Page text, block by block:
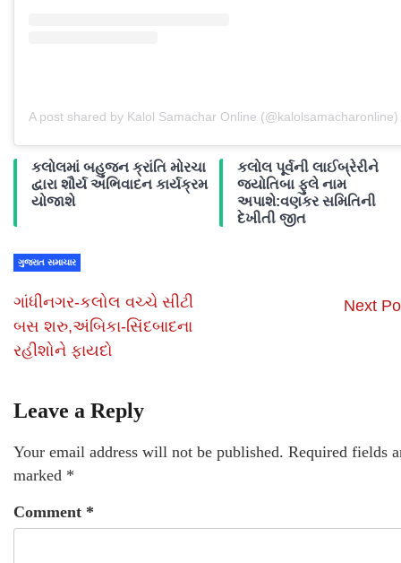
A post shared by Kalol Samachar Online (@kalolsamacharonline)
કલોલમાં બહુજન ક્રાંતિ મોરચા
દ્વારા શૌર્ય અભિવાદન કાર્યક્રમ
યોજાશે
કલોલ પૂર્વની લાઈબ્રેરીને
જ્યોતિબા ફુલે નામ
અપાશે:વણકર સમિતિની
દેખીતી જીત
ગુજરાત સમાચાર
ગાંધીનગર-કલોલ વચ્ચે સીટી
બસ શરુ,અંબિકા-સિંદબાદના
રહીશોને ફાયદો
Next
Leave a Reply
Your email address will not be published. Required fields
marked *
Comment *